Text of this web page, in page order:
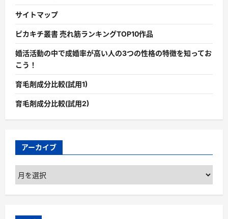
サイトマップ
ピカキチ叢書 売れ筋ランキングTOP10作品
婚活活動の中で成婚率が高い人の3つの性格の特徴を知ってお
こう！
育毛剤成分比較(試用1)
育毛剤成分比較(試用2)
アーカイブ
ア
ー
カ